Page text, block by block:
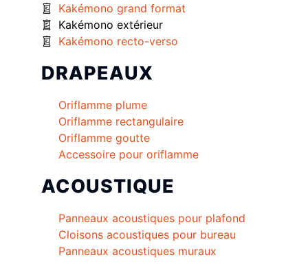
Kakémono grand format
Kakémono extérieur
Kakémono recto-verso
DRAPEAUX
Oriflamme plume
Oriflamme rectangulaire
Oriflamme goutte
Accessoire pour oriflamme
ACOUSTIQUE
Panneaux acoustiques pour plafond
Cloisons acoustiques pour bureau
Panneaux acoustiques muraux